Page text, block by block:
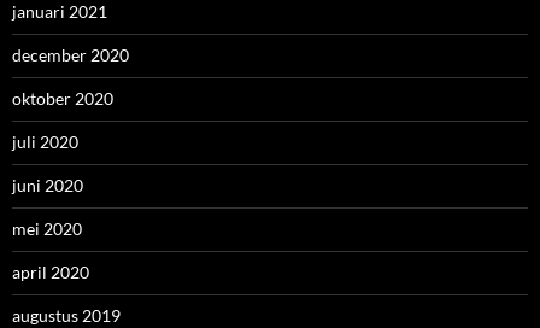
januari 2021
december 2020
oktober 2020
juli 2020
juni 2020
mei 2020
april 2020
augustus 2019